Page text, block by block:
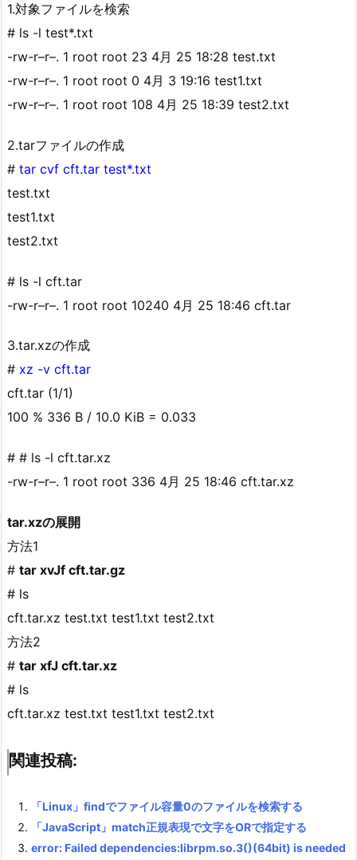
1.対象ファイルを検索
# ls -l test*.txt
-rw-r–r–. 1 root root 23 4月 25 18:28 test.txt
-rw-r–r–. 1 root root 0 4月 3 19:16 test1.txt
-rw-r–r–. 1 root root 108 4月 25 18:39 test2.txt
2.tarファイルの作成
# tar cvf cft.tar test*.txt
test.txt
test1.txt
test2.txt
# ls -l cft.tar
-rw-r–r–. 1 root root 10240 4月 25 18:46 cft.tar
3.tar.xzの作成
# xz -v cft.tar
cft.tar (1/1)
100 % 336 B / 10.0 KiB = 0.033
# # ls -l cft.tar.xz
-rw-r–r–. 1 root root 336 4月 25 18:46 cft.tar.xz
tar.xzの展開
方法1
# tar xvJf cft.tar.gz
# ls
cft.tar.xz test.txt test1.txt test2.txt
方法2
# tar xfJ cft.tar.xz
# ls
cft.tar.xz test.txt test1.txt test2.txt
関連投稿:
「Linux」findでファイル容量0のファイルを検索する
「JavaScript」match正規表現で文字をORで指定する
error: Failed dependencies:librpm.so.3()(64bit) is needed